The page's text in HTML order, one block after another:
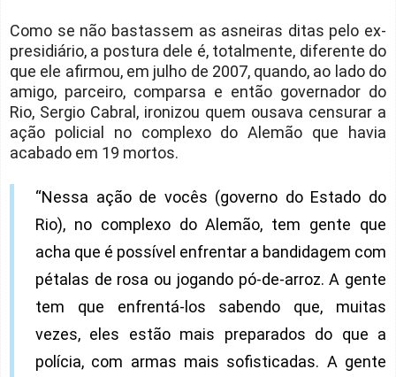
Como se não bastassem as asneiras ditas pelo ex-
presidiário, a postura dele é, totalmente, diferente do
que ele afirmou, em julho de 2007, quando, ao lado do
amigo, parceiro, comparsa e então governador do
Rio, Sergio Cabral, ironizou quem ousava censurar a
ação policial no complexo do Alemão que havia
acabado em 19 mortos.
“Nessa ação de vocês (governo do Estado do
Rio), no complexo do Alemão, tem gente que
acha que é possível enfrentar a bandidagem com
pétalas de rosa ou jogando pó-de-arroz. A gente
tem que enfrentá-los sabendo que, muitas
vezes, eles estão mais preparados do que a
polícia, com armas mais sofisticadas. A gente